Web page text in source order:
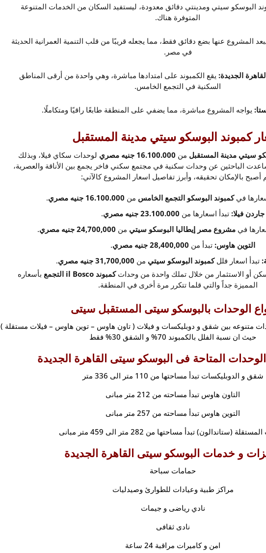
البوسكو سيتي ومدينتي دقائق معدودة، ليستفيد السكان من الخدمات المتنوعة
المتوفرة هناك.
المشروع عنها بضع دقائق فقط، مما يجعله قريبًا من قلب التنمية العمرانية الحديثة
في مصر.
الجديدة: يقع الكمبوند على امتدادها مباشرة، وهي واحدة من أرقى المناطق
السكنية في التجمع الخامس.
يواجه المشروع مباشرة، مما يضفي على المنطقة طابعًا راقيًا ومتكاملًا.
كمبوند البوسكو سيتي مدينة المستقبل
سيتي مدينة المستقبل من 16.100.000 جنيه مصري
لوحدات سكاي فيلا، وبذلك
الباحثين عن وحدات سكنية في مجتمع سكني فاخر يجمع بين الأناقة والعصرية،
أصبح بالإمكان تحقيقه، وأبرز تفاصيل اسعار المشروع كالآتي:
فيكمبوند البوسكو التجمع الخامس من 16.100.000 جنيه مصري
.
جاردن فيلا: تبدأ اسعارها من 23.100.000 جنيه مصري
.
فيمشروع مصر إيطاليا البوسكو سيتي من
.
التوين هاوس: تبدأ من
.
تبدأ اسعار فللكمبوند البوسكو سيتي من
.
أو الاستثمار من خلال تملك واحدة من وحداتكمبوند il Bosco التجمع
بأسعاره
المميزة جداً والتي قلما تتكرر مرة أخرى في المنطقة.
الوحدات بالبوسكو سيتى المستقبل سيتى
متنوعه بين شقق و دوبليكسات و فيلات ( تاون هاوس – توين هاوس – فيلات مستقلة )
حيث ان نسبة الفلل بالكمبوند 70% و الشقق 30% فقط
المتاحة فى البوسكو سيتى القاهرة الجديدة
شقق و الدوبليكسات تبدأ مساحتها من 110 متر الى 336 متر
التاون هاوس تبدأ مساحته من 212 متر مبانى
التوين هاوس تبدأ مساحته من 257 متر مبانى
(ستاندالون) تبدأ مساحتها من 282 متر الى 459 متر مبانى
و خدمات البوسكو سيتى القاهرة الجديدة
حمامات سباحة
مراكز طبية وعيادات للطوارئ وصيدليات
نادي رياضى و جيمات
نادى ثقافى
امن و كاميرات مراقبة 24 ساعة